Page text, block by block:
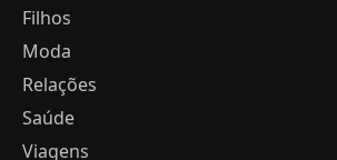
Filhos
Moda
Relações
Saúde
Viagens